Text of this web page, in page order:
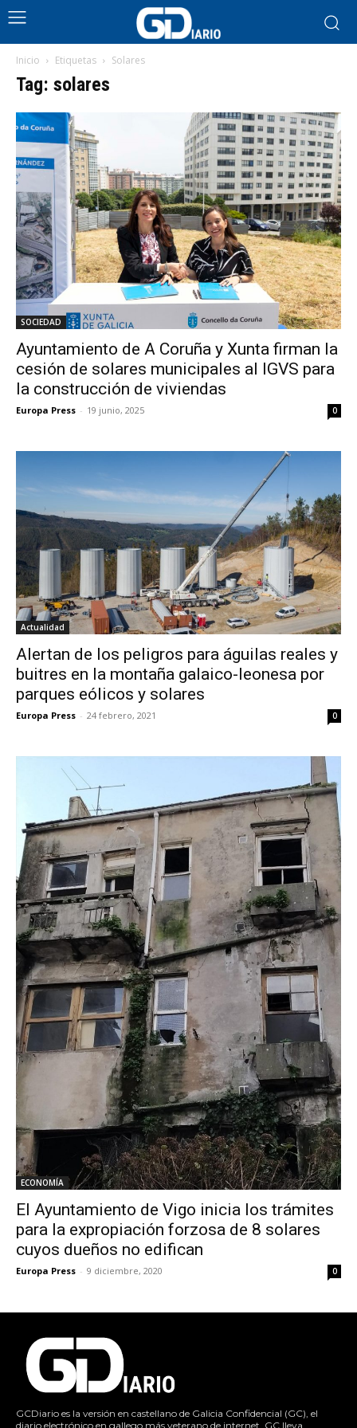
Inicio Etiquetas Solares
Tag: solares
SOCIEDAD
Ayuntamiento de A Coruña y Xunta firman la
cesión de solares municipales al IGVS para
la construcción de viviendas
Europa Press - 19 junio, 2025 0
Actualidad
Alertan de los peligros para águilas reales y
buitres en la montaña galaico-leonesa por
parques eólicos y solares
Europa Press - 24 febrero, 2021 0
ECONOMÍA
El Ayuntamiento de Vigo inicia los trámites
para la expropiación forzosa de 8 solares
cuyos dueños no edifican
Europa Press - 9 diciembre, 2020 0
GCDiario es la versión en castellano de Galicia Confidencial (GC), el
diario electrónico en gallego más veterano de internet. GC lleva